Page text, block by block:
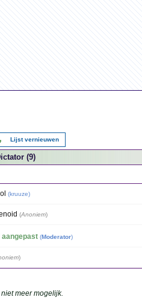
Lijst vernieuwen
(9)
(kruuze)
(Anoniem)
aangepast (Moderator)
)
meer mogelijk.